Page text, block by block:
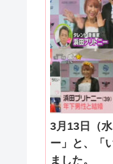
3月13日（
ー」と、「
ました。